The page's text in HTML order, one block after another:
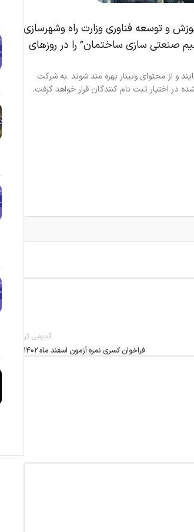
و توسعه فناوری وزارت راه وشهرسازی
صنعتی سازی ساختمان” را در روزهای
و از محتوای وبینار بهره مند شوند .به شرکت
در اختیار ثبت نام کنندگان قرار خواهد گرفت.
قدیمی تر
فراخوان کسری نمره آزمون اسفند ماه ۱۴۰۲